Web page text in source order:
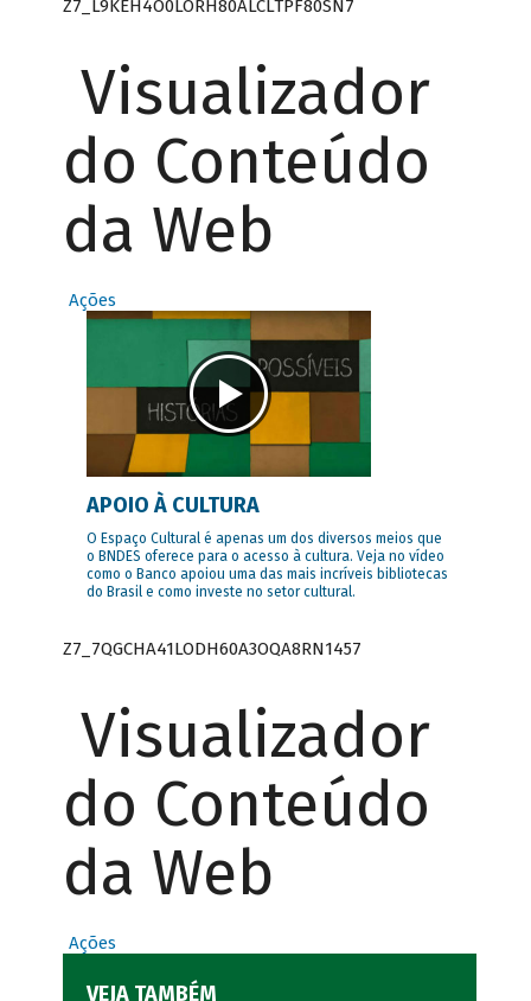
Z7_L9KEH4O0LORH80ALCLTPF80SN7
Visualizador
do Conteúdo
da Web
Ações
APOIO À CULTURA
O Espaço Cultural é apenas um dos diversos meios que
o BNDES oferece para o acesso à cultura. Veja no vídeo
como o Banco apoiou uma das mais incríveis bibliotecas
do Brasil e como investe no setor cultural.
Z7_7QGCHA41LODH60A3OQA8RN1457
Visualizador
do Conteúdo
da Web
Ações
VEJA TAMBÉM